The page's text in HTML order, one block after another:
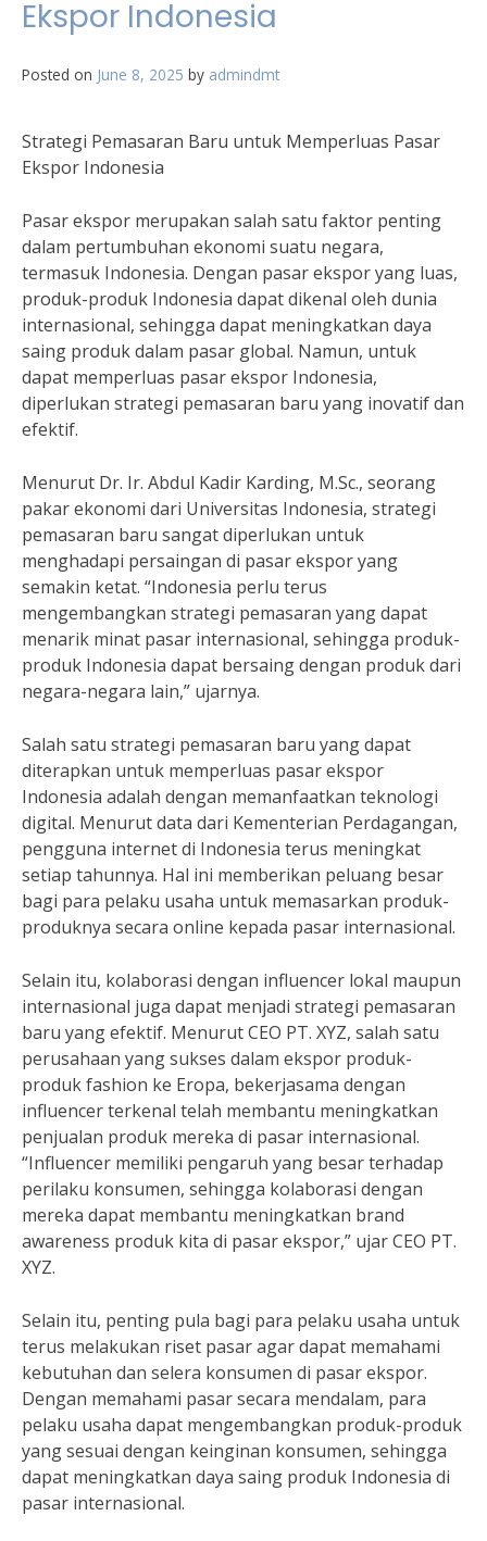
Ekspor Indonesia
Posted on June 8, 2025 by admindmt
Strategi Pemasaran Baru untuk Memperluas Pasar
Ekspor Indonesia
Pasar ekspor merupakan salah satu faktor penting
dalam pertumbuhan ekonomi suatu negara,
termasuk Indonesia. Dengan pasar ekspor yang luas,
produk-produk Indonesia dapat dikenal oleh dunia
internasional, sehingga dapat meningkatkan daya
saing produk dalam pasar global. Namun, untuk
dapat memperluas pasar ekspor Indonesia,
diperlukan strategi pemasaran baru yang inovatif dan
efektif.
Menurut Dr. Ir. Abdul Kadir Karding, M.Sc., seorang
pakar ekonomi dari Universitas Indonesia, strategi
pemasaran baru sangat diperlukan untuk
menghadapi persaingan di pasar ekspor yang
semakin ketat. “Indonesia perlu terus
mengembangkan strategi pemasaran yang dapat
menarik minat pasar internasional, sehingga produk-
produk Indonesia dapat bersaing dengan produk dari
negara-negara lain,” ujarnya.
Salah satu strategi pemasaran baru yang dapat
diterapkan untuk memperluas pasar ekspor
Indonesia adalah dengan memanfaatkan teknologi
digital. Menurut data dari Kementerian Perdagangan,
pengguna internet di Indonesia terus meningkat
setiap tahunnya. Hal ini memberikan peluang besar
bagi para pelaku usaha untuk memasarkan produk-
produknya secara online kepada pasar internasional.
Selain itu, kolaborasi dengan influencer lokal maupun
internasional juga dapat menjadi strategi pemasaran
baru yang efektif. Menurut CEO PT. XYZ, salah satu
perusahaan yang sukses dalam ekspor produk-
produk fashion ke Eropa, bekerjasama dengan
influencer terkenal telah membantu meningkatkan
penjualan produk mereka di pasar internasional.
“Influencer memiliki pengaruh yang besar terhadap
perilaku konsumen, sehingga kolaborasi dengan
mereka dapat membantu meningkatkan brand
awareness produk kita di pasar ekspor,” ujar CEO PT.
XYZ.
Selain itu, penting pula bagi para pelaku usaha untuk
terus melakukan riset pasar agar dapat memahami
kebutuhan dan selera konsumen di pasar ekspor.
Dengan memahami pasar secara mendalam, para
pelaku usaha dapat mengembangkan produk-produk
yang sesuai dengan keinginan konsumen, sehingga
dapat meningkatkan daya saing produk Indonesia di
pasar internasional.